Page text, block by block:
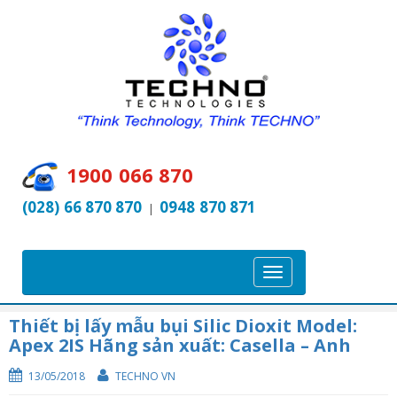
1900 066 870
(028) 66 870 870 | 0948 870 871
T
o
g
g
Thiết bị lấy mẫu bụi Silic Dioxit Model:
Apex 2IS Hãng sản xuất: Casella – Anh
13/05/2018 TECHNO VN